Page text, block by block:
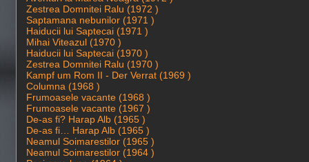
Zestrea Domnitei Ralu (1972 )
Saptamana nebunilor (1971 )
Haiducii lui Saptecai (1971 )
Mihai Viteazul (1970 )
Haiducii lui Saptecai (1970 )
Zestrea Domnitei Ralu (1970 )
Kampf um Rom II - Der Verrat (1969 )
Columna (1968 )
Frumoasele vacante (1968 )
Frumoasele vacante (1967 )
De-as fi? Harap Alb (1965 )
De-as fi… Harap Alb (1965 )
Neamul Soimarestilor (1965 )
Neamul Soimarestilor (1964 )